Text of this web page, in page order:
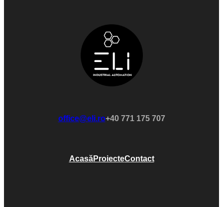
office@eli.ro+40 771 175 707
AcasăProiecteContact